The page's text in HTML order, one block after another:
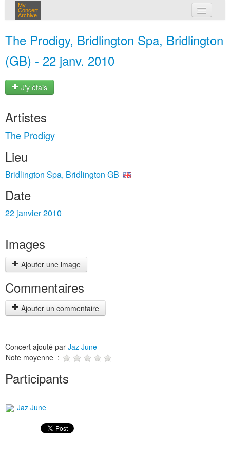
My
Concert
Archive
The Prodigy, Bridlington Spa, Bridlington
(GB) - 22 janv. 2010
J'y étais
Artistes
The Prodigy
Lieu
Bridlington Spa, Bridlington GB
Date
22 janvier 2010
Images
Ajouter une image
Commentaires
Ajouter un commentaire
Concert ajouté par Jaz June
Note moyenne :
Participants
Jaz June